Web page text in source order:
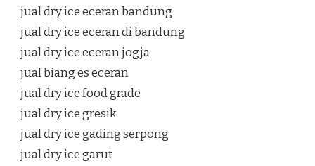
jual dry ice eceran bandung
jual dry ice eceran di bandung
jual dry ice eceran jogja
jual biang es eceran
jual dry ice food grade
jual dry ice gresik
jual dry ice gading serpong
jual dry ice garut